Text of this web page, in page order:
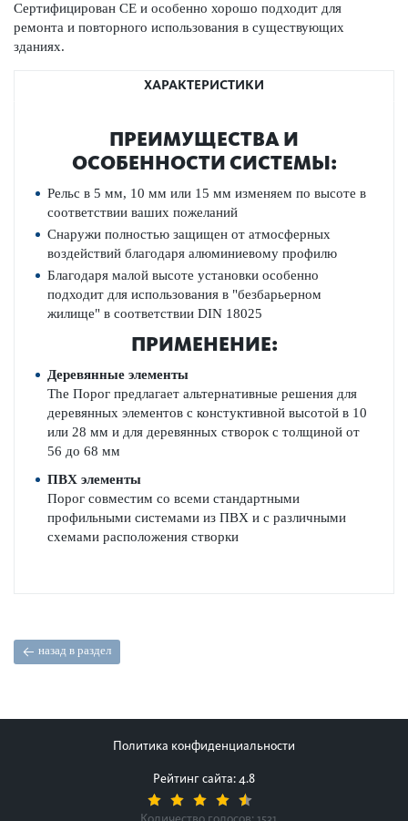
Сертифицирован СЕ и особенно хорошо подходит для
ремонта и повторного использования в существующих
зданиях.
ХАРАКТЕРИСТИКИ
ПРЕИМУЩЕСТВА И
ОСОБЕННОСТИ СИСТЕМЫ:
Рельс в­ 5 мм, 10 мм или 15 мм изменяем по высоте в
соответствии ваших пожеланий
Снаружи полностью защищен от атмосферных
воздействий благодаря алюминиевому профилю
Благодаря малой высоте установки особенно
подходит для использования в "безбарьерном
жилище" в соответствии DIN 18025
ПРИМЕНЕНИЕ:
Деревянные элементы
The­ Порог предлагает альтернативные решения для
деревянных элементов с констуктивной высотой в 10
или 28 мм и для деревянных створок с толщиной от
56 до 68 мм
ПВХ элементы
Порог совместим со всеми стандартными
профильными системами из ПВХ и с различными
схемами расположения створки
назад в раздел
Политика конфиденциальности
Рейтинг сайта: 4.8